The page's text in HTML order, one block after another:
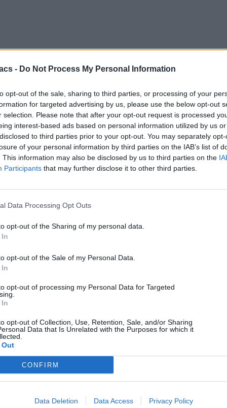
- Do Not Process My Personal Information
opt-out of the sale, sharing to third parties, or processing of your
for targeted advertising by us, please use the below opt-out
selection. Please note that after your opt-out request is processed
interest-based ads based on personal information utilized by us
to third parties prior to your opt-out. You may separately
of your personal information by third parties on the IAB’s list of
This information may also be disclosed by us to third parties on the
Participants that may further disclose it to other third parties.
Data Processing Opt Outs
opt-out of the Sharing of my personal data.
opt-out of the Sale of my Personal Data.
opt-out of processing my Personal Data for Targeted
opt-out of Collection, Use, Retention, Sale, and/or Sharing
Data that Is Unrelated with the Purposes for which it
CONFIRM
Data Deletion Data Access Privacy Policy